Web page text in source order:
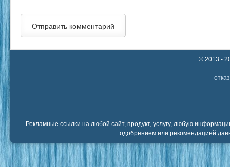
© 2013 -
Рекламные ссылки на любой сайт, продукт, услугу, любую
одобрением или рекомендацией